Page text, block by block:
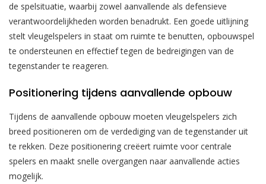
de spelsituatie, waarbij zowel aanvallende als defensieve
verantwoordelijkheden worden benadrukt. Een goede uitlijning
stelt vleugelspelers in staat om ruimte te benutten, opbouwspel
te ondersteunen en effectief tegen de bedreigingen van de
tegenstander te reageren.
Positionering tijdens aanvallende opbouw
Tijdens de aanvallende opbouw moeten vleugelspelers zich
breed positioneren om de verdediging van de tegenstander uit
te rekken. Deze positionering creëert ruimte voor centrale
spelers en maakt snelle overgangen naar aanvallende acties
mogelijk.